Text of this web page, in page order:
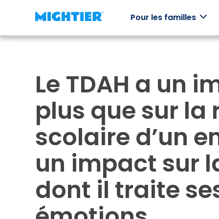
Pour les familles
Comment
ça
marche
Comment
Mightier Les
jeux aident les
enfants à
développer
des
compétences
de régulation
émotionnelle.
Nos jeux
à explorer,
des
à
collectionner
arcade de
jeux.
Trousses
Explorez les
émotions
grâce au jeu
ligne.
Le TDAH a un
plus que sur la
scolaire d’un
un impact sur
dont il traite